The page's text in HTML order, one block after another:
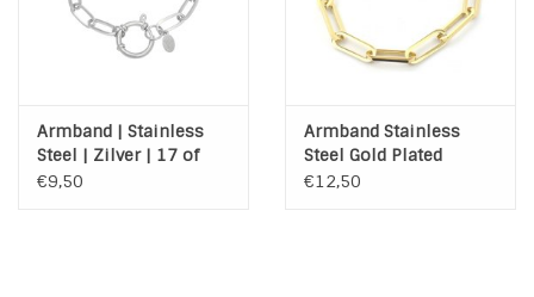
Armband | Stainless
Steel | Zilver | 17 of
18,5 cm
€9,50
Armband Stainless
Steel Gold Plated
€12,50